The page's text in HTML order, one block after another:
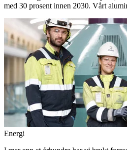
med 30 prosent innen 2030. Vårt
Energi